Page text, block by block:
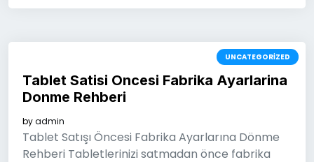
UNCATEGORIZED
Tablet Satisi Oncesi Fabrika Ayarlarina
Donme Rehberi
byadmin
Tablet Satışı Öncesi Fabrika Ayarlarına Dönme
Rehberi Tabletlerinizi satmadan önce fabrika